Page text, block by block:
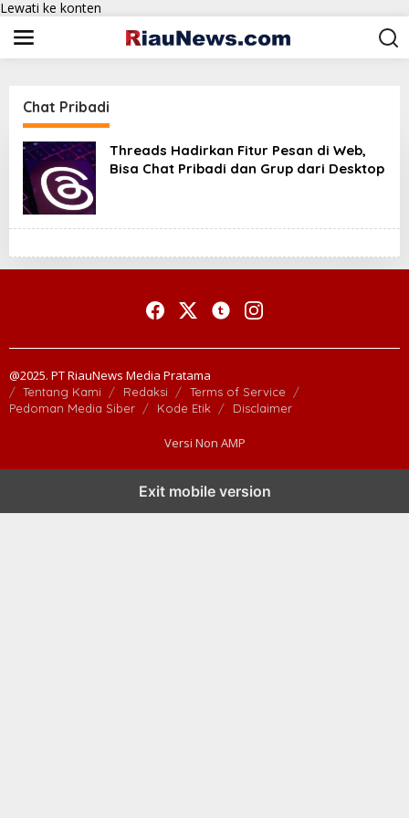
Lewati ke konten
Chat Pribadi
Threads Hadirkan Fitur Pesan di Web,
Bisa Chat Pribadi dan Grup dari Desktop
@2025. PT RiauNews Media Pratama
Tentang Kami Redaksi
Terms of Service
Pedoman Media Siber
Kode Etik Disclaimer
Versi Non AMP
Exit mobile version